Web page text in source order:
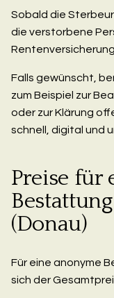
Sobald die
die verstorbene
Falls gewünscht,
zum Beispiel zur
oder zur Klärung
schnell, digital und
Preise für
(Donau)
Für eine anonyme
sich der